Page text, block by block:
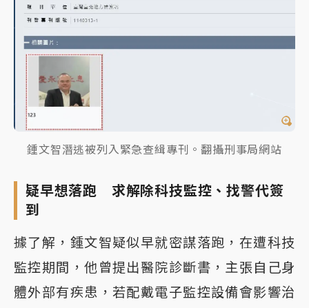
鍾文智潛逃被列入緊急查緝專刊。翻攝刑事局網站
疑早想落跑 求解除科技監控、找警代簽
到
據了解，鍾文智疑似早就密謀落跑，在遭科技
監控期間，他曾提出醫院診斷書，主張自己身
體外部有疾患，若配戴電子監控設備會影響治